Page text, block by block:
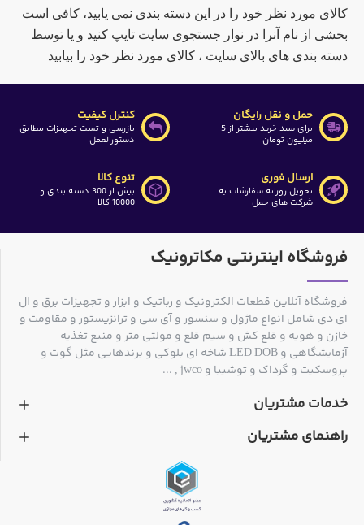
کالای مورد نظر خود را در این دسته بندی نمی یابید، کافی است
بخشی از نام آنرا در نوار جستجوی سایت تایپ کنید و یا توسط
دسته بندی های بالای سایت ، کالای مورد نظر خود را بیابید
حمل و نقل رایگان
برای سبد خرید بیشتر از 5
میلیون تومان
کنترل کیفیت
بازرسی و تست تجهیزات مطابق
دستورالعمل
ارسال فوری
تحویل روزانه سفارشات به
شرکت های حمل
تنوع کالا
بیش از 300 دسته بندی و
10000 کالا
فروشگاه اینترنتی مکاترونیک
فروشگاه آنلاین قطعات الکترونیک و رباتیک و ابزار و تجهیزات برق و ال
ای دی شامل انواع ماژول و سنسور و آی سی و ترانزیستور و مقاومت و
خازن و هویه و قلع کش و سیم قلع و مولتی متر و منبع تغذیه
آزمایشگاهی و LED DOB شاخه ای بلوکی و برندهایی مثل گوت و
پروسکیت و گرداک و توشیبا و jwco , ...
خدمات مشتریان
راهنمای مشتریان